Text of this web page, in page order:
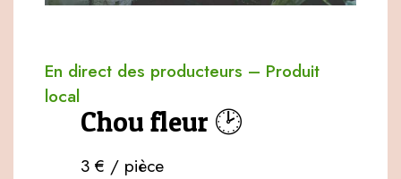
En direct des producteurs – Produit
local
Chou fleur 🕑
3 € / pièce